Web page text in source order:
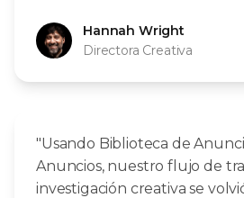
Hannah Wright
Directora Creativa
"Usando Biblioteca de
Anuncios, nuestro flujo de
investigación creativa se